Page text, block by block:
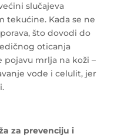
slučajeva
tekućine. Kada se ne
što dovodi do
oticanja
mrlja na koži –
vode i celulit, jer
za prevenciju i